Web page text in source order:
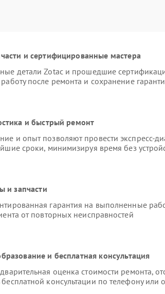
и сертифицированные мастера
детали Zotac и прошедшие
после ремонта и сохранение
и быстрый ремонт
и опыт позволяют провести экспресс-
сроки, минимизируя время без
и запчасти
гарантия на выполненные
от повторных неисправностей
и бесплатная консультация
оценка стоимости ремонта,
консультации по телефону или